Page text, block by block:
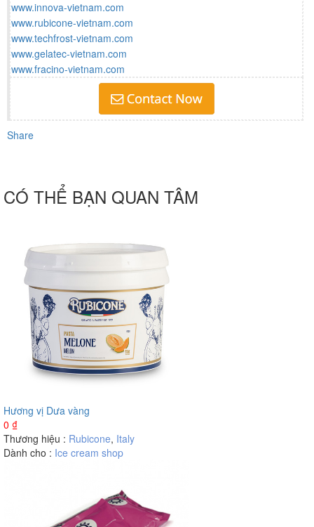
www.innova-vietnam.com
www.rubicone-vietnam.com
www.techfrost-vietnam.com
www.gelatec-vietnam.com
www.fracino-vietnam.com
Share
CÓ THỂ BẠN QUAN TÂM
Hương vị Dưa vàng
0 ₫
Thương hiệu : Rubicone, Italy
Dành cho : Ice cream shop